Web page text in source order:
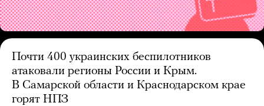
Почти 400 украинских беспилотников
атаковали регионы России и Крым.
В Самарской области и Краснодарском крае
горят НПЗ